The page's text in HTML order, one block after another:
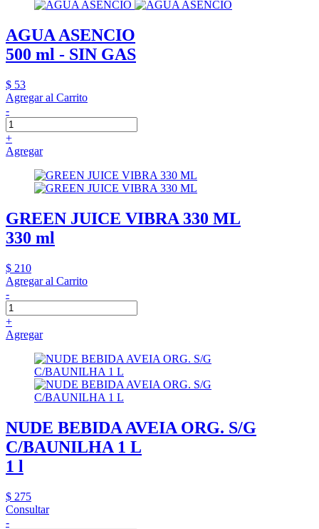
AGUA ASENCIO
500 ml - SIN GAS
$ 53
Agregar al Carrito
-
+
Agregar
GREEN JUICE VIBRA 330 ML
330 ml
$ 210
Agregar al Carrito
-
+
Agregar
NUDE BEBIDA AVEIA ORG. S/G
C/BAUNILHA 1 L
1 l
$ 275
Consultar
-